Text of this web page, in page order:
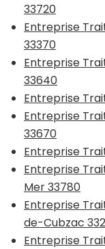
33720
Entreprise
33370
Entreprise
33640
Entreprise
Entreprise
33670
Entreprise
Entreprise
Mer 33780
Entreprise
de-Cubzac
Entreprise